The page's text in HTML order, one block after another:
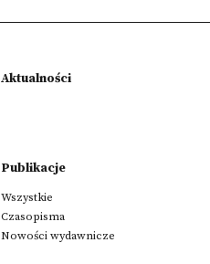
Aktualności
Publikacje
Wszystkie
Czasopisma
Nowości wydawnicze